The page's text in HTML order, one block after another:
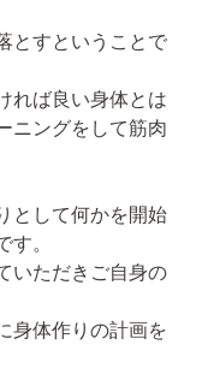
とすということで
れば良い身体とは
ニングをして筋肉
として何かを開始
す。
いただきご自身の
身体作りの計画を